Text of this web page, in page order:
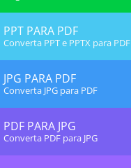
PPT PARA PDF
Converta PPT e PPTX para PDF
JPG PARA PDF
Converta JPG para PDF
PDF PARA JPG
Converta PDF para JPG